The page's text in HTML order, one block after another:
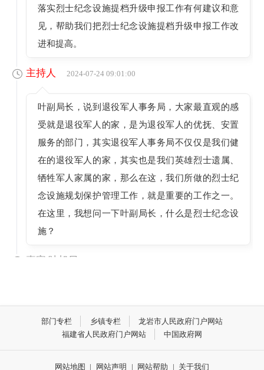
落实烈士纪念设施提档升级申报工作有何建议和意
见，帮助我们把烈士纪念设施提档升级申报工作改
进和提高。
主持人 2024-07-24 09:01:00
叶副局长，说到退役军人事务局，大家最直观的感
受就是退役军人的家，是为退役军人的优抚、安置
服务的部门，其实退役军人事务局不仅仅是我们健
在的退役军人的家，其实也是我们英雄烈士遗属、
牺牲军人家属的家，那么在这，我们所做的烈士纪
念设施规划保护管理工作，就是重要的工作之一。
在这里，我想问一下叶副局长，什么是烈士纪念设
施？
嘉宾 叶旭日
义教育的重要基地，也是承载党和人民群众深厚感
指在中华人民共和国境内为纪念烈士而专门修建的
部门专栏 乡镇专栏
龙岩市人民政府门户网站
福建省人民政府门户网站
中国政府网
网站地图 | 网站声明 | 网站帮助 | 关于我们